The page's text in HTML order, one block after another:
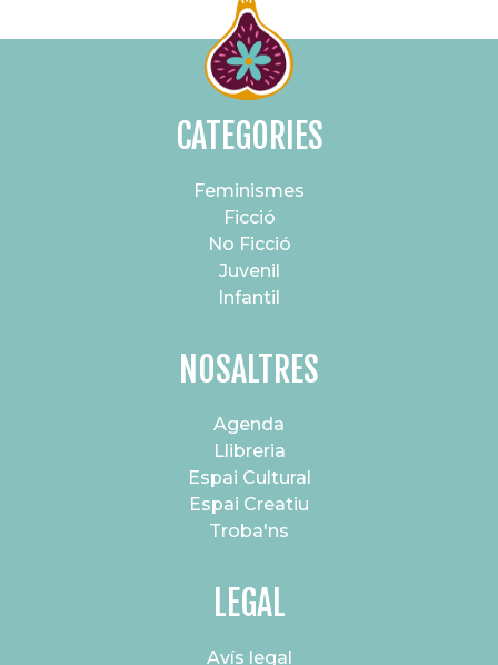
CATEGORIES
Feminismes
Ficció
No Ficció
Juvenil
Infantil
NOSALTRES
Agenda
Llibreria
Espai Cultural
Espai Creatiu
Troba'ns
LEGAL
Avís legal